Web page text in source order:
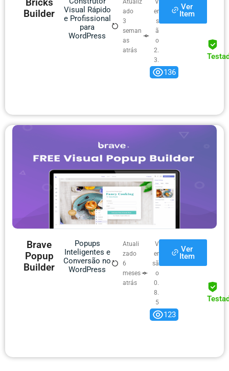
Builder
Visual Rápido
e Profissional
para
WordPress
ado
3
seman
as
atrás
er
s
ã
o
2.
3.
9
Ver
Item
136
Brave
Popup
Builder
Popups
Inteligentes e
Conversão no
WordPress
Atuali
zado
6
meses
atrás
V
er
sã
o
0.
8.
5
Ver
Item
123